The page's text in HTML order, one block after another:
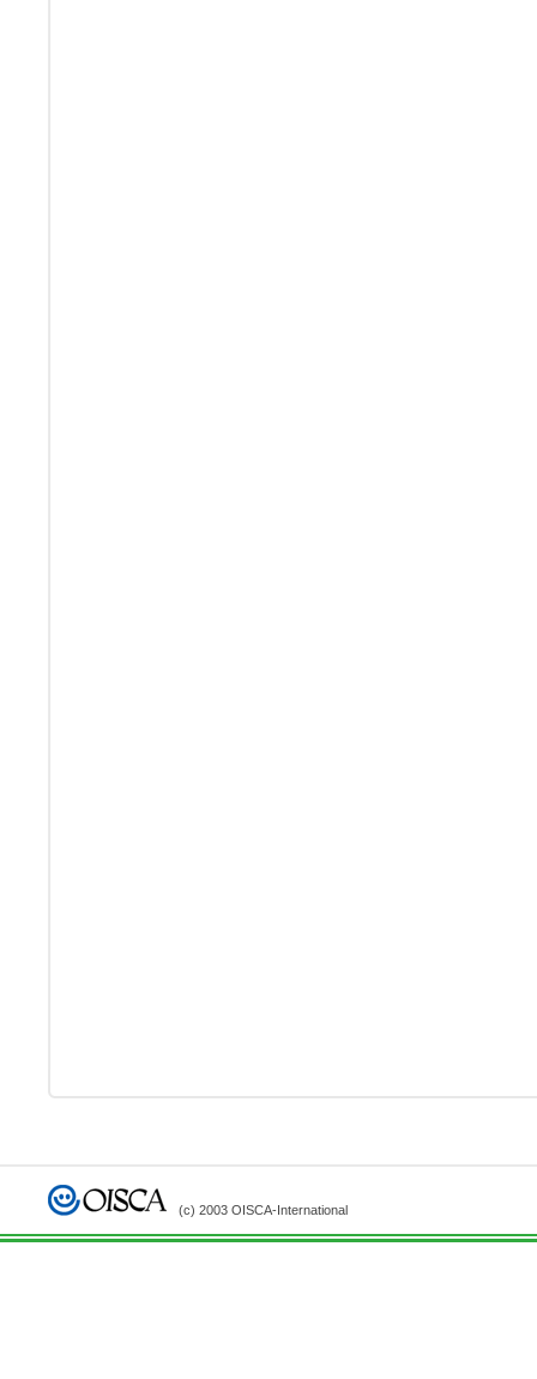
(c) 2003 OISCA-International